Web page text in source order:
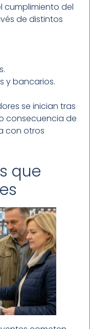
cumplimiento del
de distintos
y bancarios.
se inician tras
consecuencia de
con otros
que